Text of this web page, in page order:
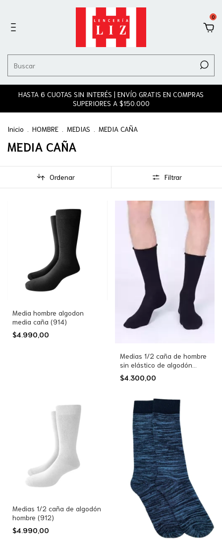
0
HASTA 6 CUOTAS SIN INTERÉS | ENVÍO GRATIS EN COMPRAS
SUPERIORES A $150.000
Inicio HOMBRE MEDIAS MEDIA CAÑA
MEDIA CAÑA
Ordenar Filtrar
Media hombre algodon
media caña (914)
$4.990,00
Medias 1/2 caña de hombre
sin elástico de algodón
(4096)
$4.300,00
Medias 1/2 caña de algodón
hombre (912)
$4.990,00